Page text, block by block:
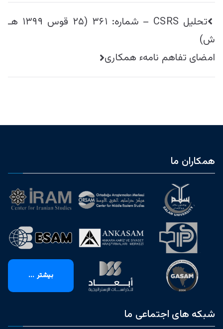
راهبری
نوشته
تحليل CSRS – شماره:‌ ۳۶۱ (۲۵ قوس ۱۳۹۹ هـ
ش)
امضای تفاهم نامهء همکاری
همکاران ما
بیشتر ...
شبکه های اجتماعی ما